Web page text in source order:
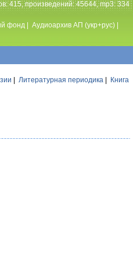
415, произведений: 45644, mp3: 334
фонд Аудиоархив АП (укр+рус)
Литературная периодика
Книга